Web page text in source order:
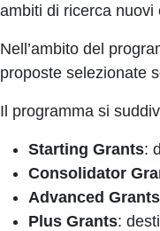
ambiti di ricerca
Nell’ambito del
proposte selezionate
Il programma si
Starting Grants:
Consolidator
Advanced Grants
Plus Grants: